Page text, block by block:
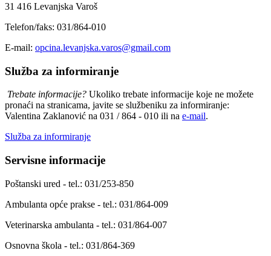
31 416 Levanjska Varoš
Telefon/faks: 031/864-010
E-mail: opcina.levanjska.varos@gmail.com
Služba za informiranje
Trebate informacije? Ukoliko trebate informacije koje ne možete
pronaći na stranicama, javite se službeniku za informiranje:
Valentina Zaklanović na 031 / 864 - 010 ili na e-mail.
Služba za informiranje
Servisne informacije
Poštanski ured - tel.: 031/253-850
Ambulanta opće prakse - tel.: 031/864-009
Veterinarska ambulanta - tel.: 031/864-007
Osnovna škola - tel.: 031/864-369